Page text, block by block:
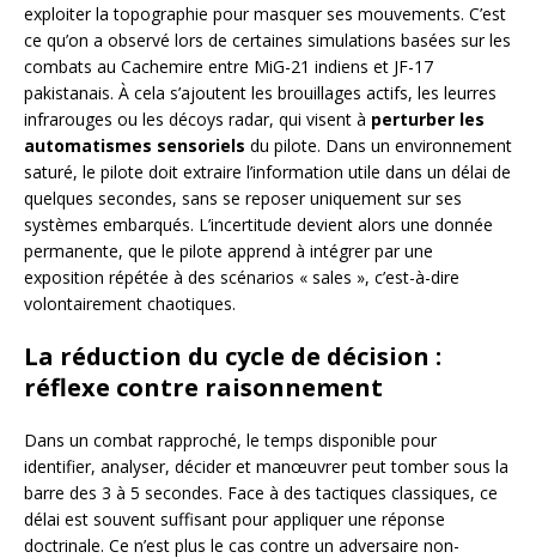
exploiter la topographie pour masquer ses mouvements. C’est
ce qu’on a observé lors de certaines simulations basées sur les
combats au Cachemire entre MiG-21 indiens et JF-17
pakistanais. À cela s’ajoutent les brouillages actifs, les leurres
infrarouges ou les décoys radar, qui visent à perturber les
automatismes sensoriels du pilote. Dans un environnement
saturé, le pilote doit extraire l’information utile dans un délai de
quelques secondes, sans se reposer uniquement sur ses
systèmes embarqués. L’incertitude devient alors une donnée
permanente, que le pilote apprend à intégrer par une
exposition répétée à des scénarios « sales », c’est-à-dire
volontairement chaotiques.
La réduction du cycle de décision :
réflexe contre raisonnement
Dans un combat rapproché, le temps disponible pour
identifier, analyser, décider et manœuvrer peut tomber sous la
barre des 3 à 5 secondes. Face à des tactiques classiques, ce
délai est souvent suffisant pour appliquer une réponse
doctrinale. Ce n’est plus le cas contre un adversaire non-